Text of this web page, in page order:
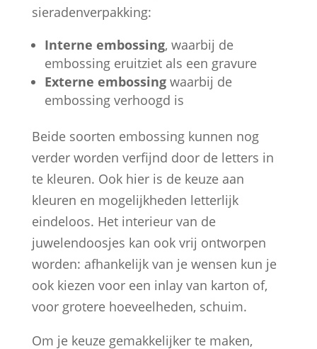
sieradenverpakking:
Interne embossing, waarbij de
embossing eruitziet als een gravure
Externe embossingwaarbij de
embossing verhoogd is
Beide soorten embossing kunnen nog
verder worden verfijnd door de letters in
te kleuren. Ook hier is de keuze aan
kleuren en mogelijkheden letterlijk
eindeloos. Het interieur van de
juwelendoosjes kan ook vrij ontworpen
worden: afhankelijk van je wensen kun je
ook kiezen voor een inlay van karton of,
voor grotere hoeveelheden, schuim.
Om je keuze gemakkelijker te maken,